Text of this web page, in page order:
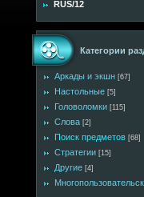
RUS/12
Категории
Аркады и экшн [67]
Настольные [5]
Головоломки [115]
Слова [2]
Поиск предметов [68]
Стратегии [15]
Другие [4]